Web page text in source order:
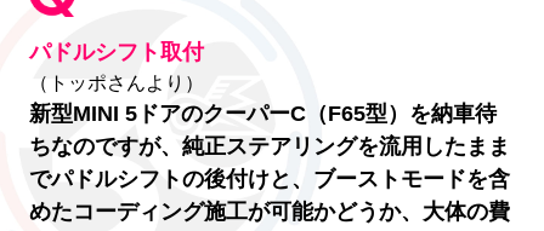
パドルシフト取付
（トッポさんより）
新型MINI 5ドアのクーパーC（F65型）を納車待
ちなのですが、純正ステアリングを流用したまま
でパドルシフトの後付けと、ブーストモードを含
めたコーディング施工が可能かどうか、大体の費